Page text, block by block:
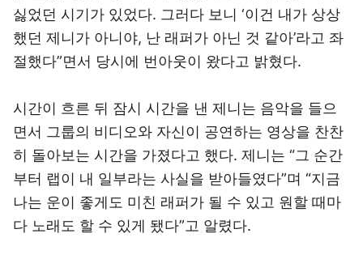
싫었던 시기가 있었다. 그러다 보니 ‘이건 내가 상상
했던 제니가 아니야, 난 래퍼가 아닌 것 같아’라고 좌
절했다”면서 당시에 번아웃이 왔다고 밝혔다.
시간이 흐른 뒤 잠시 시간을 낸 제니는 음악을 들으
면서 그룹의 비디오와 자신이 공연하는 영상을 찬찬
히 돌아보는 시간을 가졌다고 했다. 제니는 “그 순간
부터 랩이 내 일부라는 사실을 받아들였다”며 “지금
나는 운이 좋게도 미친 래퍼가 될 수 있고 원할 때마
다 노래도 할 수 있게 됐다”고 알렸다.